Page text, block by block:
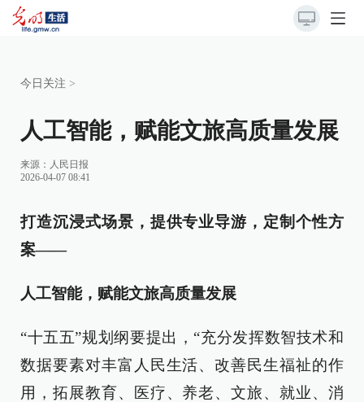
今日关注 >
人工智能，赋能文旅高质量发展
来源： 人民日报
2026-04-07 08:41
打造沉浸式场景，提供专业导游，定制个性方
案——
人工智能，赋能文旅高质量发展
“十五五”规划纲要提出，“充分发挥数智技术和
数据要素对丰富人民生活、改善民生福祉的作
用，拓展教育、医疗、养老、文旅、就业、消